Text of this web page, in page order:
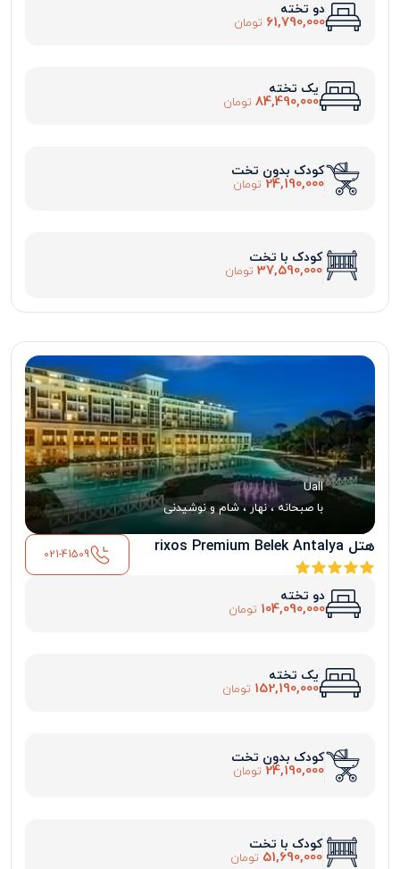
دو تخته
61,790,000 تومان
یک تخته
84,490,000 تومان
کودک بدون تخت
24,190,000 تومان
کودک با تخت
37,590,000 تومان
Uall
با صبحانه ، نهار ، شام و نوشیدنی
هتل rixos Premium Belek Antalya 021-41509
دو تخته
104,090,000 تومان
یک تخته
152,190,000 تومان
کودک بدون تخت
24,190,000 تومان
کودک با تخت
51,690,000 تومان